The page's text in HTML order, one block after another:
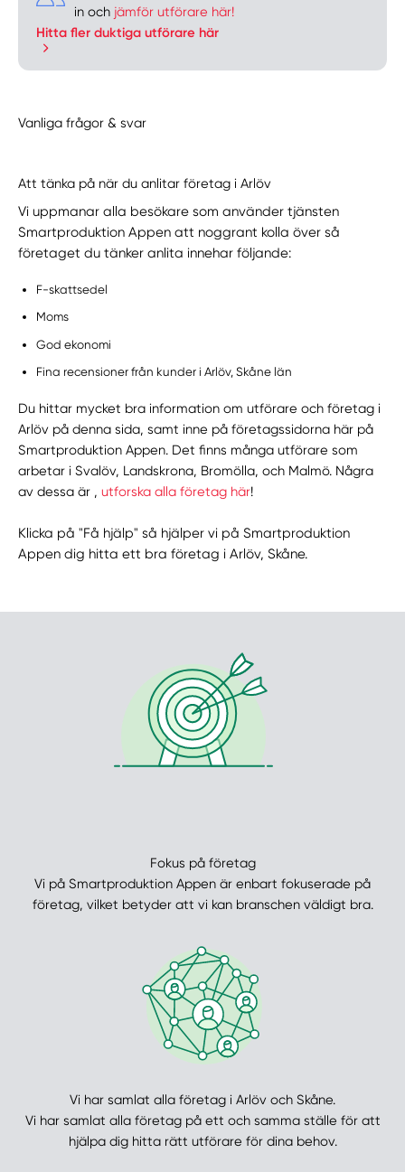
in och jämför utförare här!
Hitta fler duktiga utförare här
Vanliga frågor & svar
Att tänka på när du anlitar företag i Arlöv
Vi uppmanar alla besökare som använder tjänsten
Smartproduktion Appen att noggrant kolla över så
företaget du tänker anlita innehar följande:
F-skattsedel
Moms
God ekonomi
Fina recensioner från kunder i Arlöv, Skåne län
Du hittar mycket bra information om utförare och företag i
Arlöv på denna sida, samt inne på företagssidorna här på
Smartproduktion Appen. Det finns många utförare som
arbetar i Svalöv, Landskrona, Bromölla, och Malmö. Några
av dessa är ,utforska alla företag här!
Klicka på "Få hjälp" så hjälper vi på Smartproduktion
Appen dig hitta ett bra företag i Arlöv, Skåne.
Fokus på företag
Vi på Smartproduktion Appen är enbart fokuserade på
företag, vilket betyder att vi kan branschen väldigt bra.
Vi har samlat alla företag i Arlöv och Skåne.
Vi har samlat alla företag på ett och samma ställe för att
hjälpa dig hitta rätt utförare för dina behov.